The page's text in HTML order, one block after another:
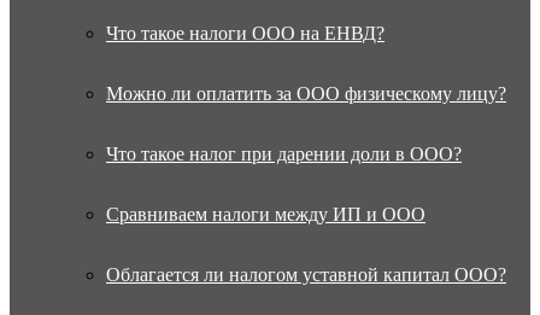
Что такое налоги ООО на ЕНВД?
Можно ли оплатить за ООО физическому лицу?
Что такое налог при дарении доли в ООО?
Сравниваем налоги между ИП и ООО
Облагается ли налогом уставной капитал ООО?